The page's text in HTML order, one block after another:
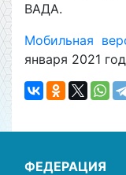
ВАДА.
Мобильная
января 2021
ФЕДЕРАЦИЯ